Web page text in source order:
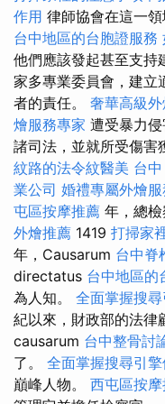
作用 律師協會在這一
台中地區的台胞證服務
他們應該發起甚至支持
家多專業委員會，建立
者的責任。 奢華高級
燴服務專家 遭受暴力
諸司法，並就所受傷害
紋路的法令紋醫美 台
業公司 婚禮專屬外燴服
屯區按摩推薦 年，總
外燴推薦 1419 打掃家
年，Causarum 台中脊
directatus 台中地區的
為人知。 全面掌握搜
紀以來，財政部的法
causarum 台中整骨討
了。 全面掌握搜尋引
巔峰人物。 西屯區按